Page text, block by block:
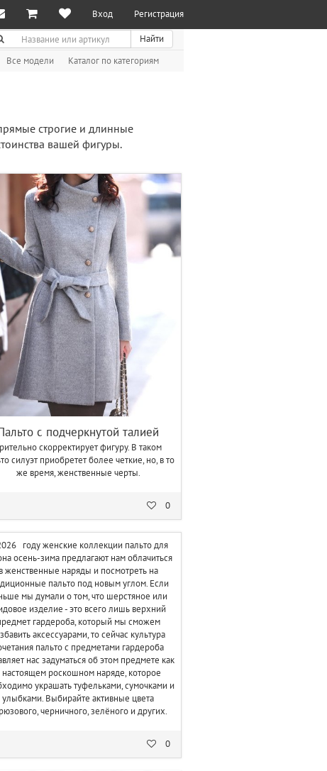
Вход Регистрация
Найти
Все модели Каталог по категориям
строгие и длинные
вашей фигуры.
с подчеркнутой талией
скорректирует фигуру. В таком
силуэт приобретет более четкие, но, в то
же время, женственные черты.
0
году женские коллекции пальто для
осень-зима предлагают нам облачиться
в женственные наряды и посмотреть на
пальто под новым углом. Если
мы думали о том, что шерстяное или
изделие - это всего лишь верхний
гардероба, который мы сможем
аксессуарами, то сейчас культура
пальто с предметами гардероба
нас задуматься об этом предмете как
настоящем роскошном наряде, которое
украшать туфельками, сумочками и
улыбками. Выбирайте активные цвета
черничного, зелёного и других.
0